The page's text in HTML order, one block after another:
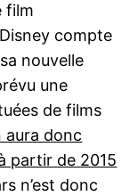
film
compte
nouvelle
une
de films
aura donc
partir de 2015
n’est donc